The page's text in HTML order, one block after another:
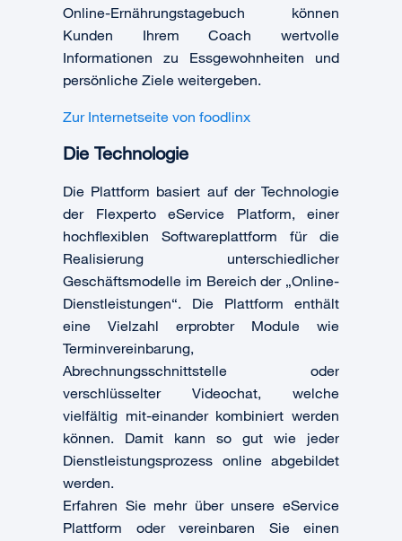
Online-Ernährungstagebuch können
Kunden Ihrem Coach wertvolle
Informationen zu Essgewohnheiten und
persönliche Ziele weitergeben.
Zur Internetseite von foodlinx
Die Technologie
Die Plattform basiert auf der Technologie
der Flexperto eService Platform, einer
hochflexiblen Softwareplattform für die
Realisierung unterschiedlicher
Geschäftsmodelle im Bereich der „Online-
Dienstleistungen“. Die Plattform enthält
eine Vielzahl erprobter Module wie
Terminvereinbarung,
Abrechnungsschnittstelle oder
verschlüsselter Videochat, welche
vielfältig mit-einander kombiniert werden
können. Damit kann so gut wie jeder
Dienstleistungsprozess online abgebildet
werden.
Erfahren Sie mehr über unsere eService
Plattform oder vereinbaren Sie einen